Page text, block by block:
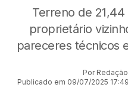
Terreno de
proprietário
pareceres técnicos
Por
Publicado em 09/07/2025